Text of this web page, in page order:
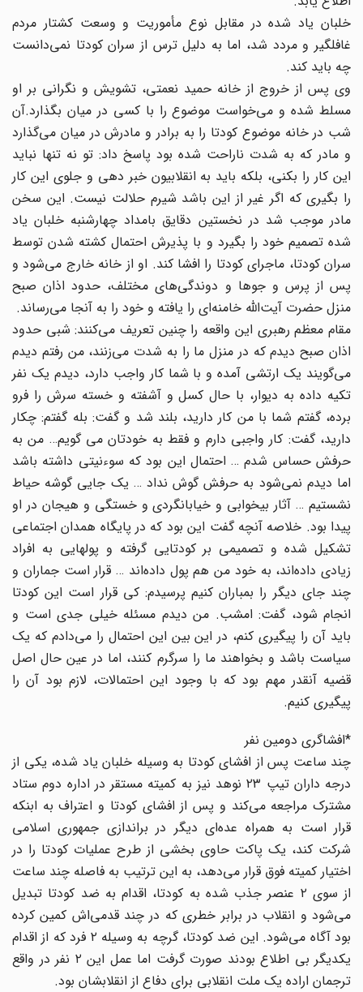
خلبان یاد شده در مقابل نوع مأموریت و وسعت کشتار مردم
غافلگیر و مردد شد، اما به دلیل ترس از سران کودتا نمی‌دانست
چه باید کند.
وی پس از خروج از خانه حمید نعمتی، تشویش و نگرانی بر او
مسلط شده و می‌خواست موضوع را با کسی در میان بگذارد.آن
شب در خانه موضوع کودتا را به برادر و مادرش در میان می‌گذارد
و مادر که به شدت ناراحت شده بود پاسخ داد: تو نه تنها نباید
این کار را بکنی، بلکه باید به انقلابیون خبر دهی و جلوی این کار
را بگیری که اگر غیر از این باشد شیرم حلالت نیست. این سخن
مادر موجب شد در نخستین دقایق بامداد چهارشنبه خلبان یاد
شده تصمیم خود را بگیرد و با پذیرش احتمال کشته شدن توسط
سران کودتا، ماجرای کودتا را افشا کند‌. او از خانه خارج می‌شود و
پس از پرس و جوها و دوندگی‌های مختلف، حدود اذان صبح
منزل حضرت آیت‌الله خامنه‌ای را یافته و خود را به آنجا می‌رساند‌.
مقام معظم رهبری این واقعه را چنین تعریف می‌کنند: شبی حدود
اذان صبح دیدم که در منزل ما را به شدت می‌زنند، من رفتم دیدم
می‌گویند یک ارتشی آمده و با شما کار واجب دارد، دیدم یک نفر
تکیه داده به دیوار، با حال کسل و آشفته و خسته سرش را فرو
برده، گفتم شما با من کار دارید، بلند شد و گفت: بله گفتم: چکار
دارید، گفت: کار واجبی دارم و فقط به خودتان می گویم… من به
حرفش حساس شدم … احتمال این بود که سوءنیتی داشته باشد
اما دیدم نمی‌شود به حرفش گوش نداد … یک جایی گوشه حیاط
نشستیم … آثار بیخوابی و خیابانگردی و خستگی و هیجان در او
پیدا بود. خلاصه آنچه گفت این بود که در پایگاه همدان اجتماعی
تشکیل شده و تصمیمی بر کودتایی گرفته و پولهایی به افراد
زیادی داده‌اند، به خود من هم پول داده‌اند … قرار است جماران و
چند جای دیگر را بمباران کنیم پرسیدم: کی قرار است این کودتا
انجام شود، گفت: امشب. من دیدم مسئله خیلی جدی است و
باید آن را پیگیری کنم، در این بین این احتمال را می‌دادم که یک
سیاست باشد و بخواهند ما را سرگرم کنند، اما در عین حال اصل
قضیه آنقدر مهم بود که با وجود این احتمالات، لازم بود آن را
پیگیری کنیم.
*افشاگری دومین نفر
چند ساعت پس از افشای کودتا به وسیله خلبان یاد شده، یکی از
درجه داران تیپ ۲۳ نوهد نیز به کمیته مستقر در اداره دوم ستاد
مشترک مراجعه می‌کند و پس از افشای کودتا و اعتراف به ابنکه
قرار است به همراه عده‌ای دیگر در براندازی جمهوری اسلامی
شرکت کند، یک پاکت حاوی بخشی از طرح عملیات کودتا را در
اختیار کمیته فوق قرار می‌دهد، به این ترتیب به فاصله چند ساعت
از سوی ۲ عنصر جذب شده به کودتا، اقدام به ضد کودتا تبدیل
می‌شود و انقلاب در برابر خطری که در چند قدمی‌اش کمین کرده
بود آگاه می‌‌شود. این ضد کودتا، گرچه به وسیله ۲ فرد که از اقدام
یکدیگر بی اطلاع بودند صورت گرفت اما عمل این ۲ نفر در واقع
ترجمان اراده یک ملت انقلابی برای دفاع از انقلابشان بود.